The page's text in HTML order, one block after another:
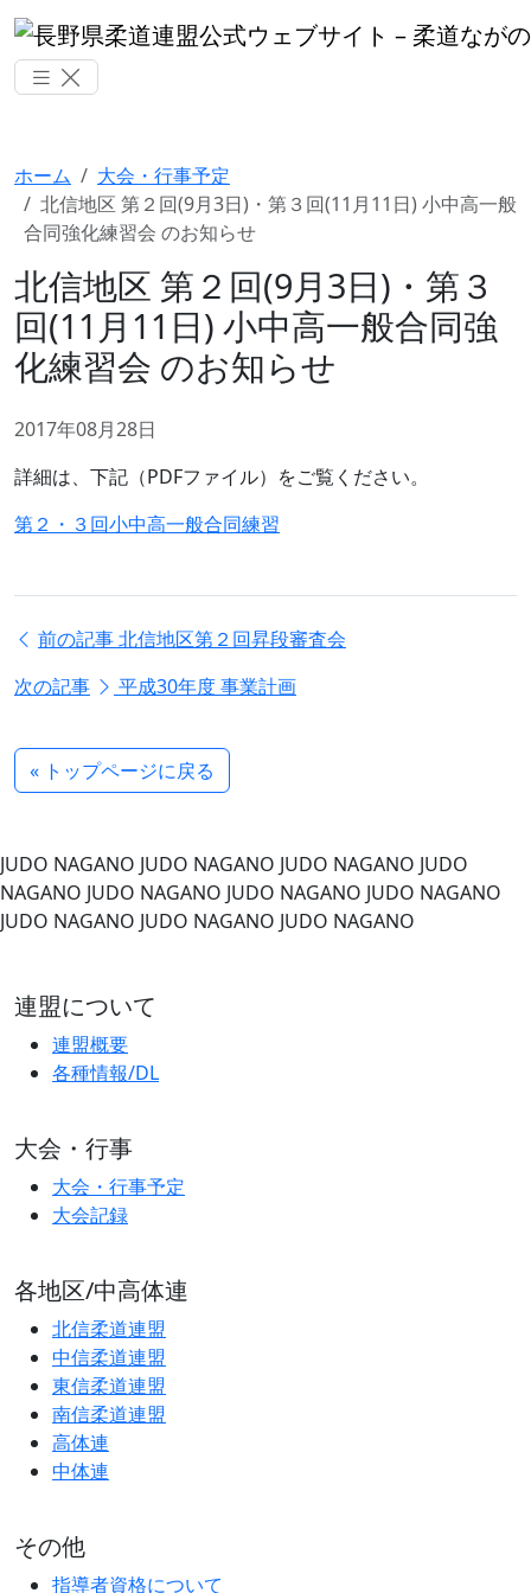
ホーム
大会・行事予定
北信地区 第２回(9月3日)・第３回(11月11日) 小中高一般
合同強化練習会 のお知らせ
北信地区 第２回(9月3日)・第３
回(11月11日) 小中高一般合同強
化練習会 のお知らせ
2017年08月28日
詳細は、下記（PDFファイル）をご覧ください。
第２・３回小中高一般合同練習
前の記事北信地区第２回昇段審査会
次の記事
平成30年度 事業計画
« トップページに戻る
JUDO NAGANO JUDO NAGANO JUDO NAGANO JUDO
NAGANO JUDO NAGANO JUDO NAGANO JUDO NAGANO
JUDO NAGANO JUDO NAGANO JUDO NAGANO
連盟について
連盟概要
各種情報/DL
大会・行事
大会・行事予定
大会記録
各地区/中高体連
北信柔道連盟
中信柔道連盟
東信柔道連盟
南信柔道連盟
高体連
中体連
その他
指導者資格について